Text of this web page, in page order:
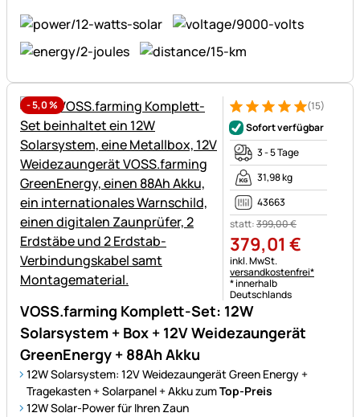
-5,0%
VOSS.farming Komplett-Set: 12W
Solarsystem + Box + 12V Weidezaungerät
GreenEnergy + 88Ah Akku
12W Solarsystem: 12V Weidezaungerät Green Energy +
Tragekasten + Solarpanel + Akku zumTop-Preis
12W Solar-Power für Ihren Zaun
Bewertung: 5 von 5 (15
15 Bewertungen (15)
Sofort verfügbar
3 - 5 Tage
31,98 kg
43663
statt:399,00€
379,01 €
Steuerhinweis:
inkl. MwSt.
versandkostenfrei*
* innerhalb
Deutschlands